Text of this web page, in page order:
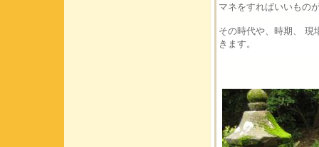
マネをすればいいもの
その時代や、時期、 現
きます。